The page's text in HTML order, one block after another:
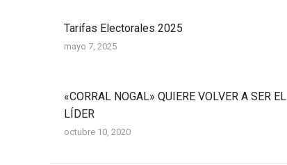
Tarifas Electorales 2025
mayo 7, 2025
«CORRAL NOGAL» QUIERE VOLVER A SER EL
LÍDER
octubre 10, 2020